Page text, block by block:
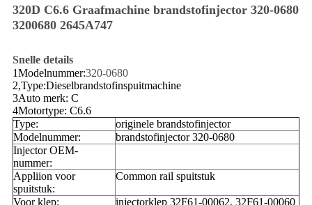
320D C6.6 Graafmachine brandstofinjector 320-0680
3200680 2645A747
Snelle details
1Modelnummer:320-0680
2,Type:Dieselbrandstofinspuitmachine
3Auto merk: C
4Motortype: C6.6
Type:
originele brandstofinjector
Modelnummer:
brandstofinjector 320-0680
Injector OEM-
nummer:
Appliion voor
spuitstuk:
Common rail spuitstuk
Voor klep:
injectorklep 32F61-00062, 32F61-00060